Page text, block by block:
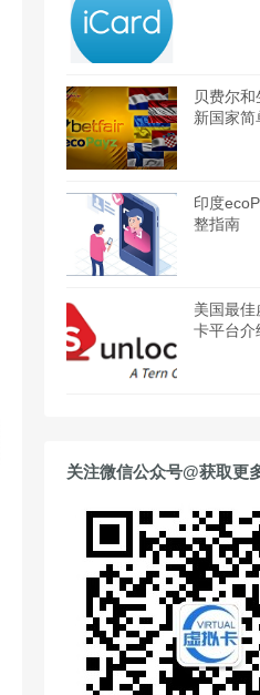
贝费尔
新国家简
印度
整指南
美国最
卡平台介
关注微信公众号@获取更